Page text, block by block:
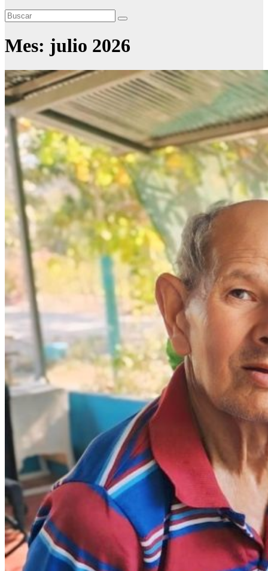
Mes: julio 2026